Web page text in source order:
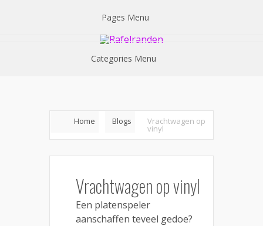
Pages Menu
Categories Menu
Home Blogs Vrachtwagen op
vinyl
Vrachtwagen op vinyl
Een platenspeler
aanschaffen teveel gedoe?